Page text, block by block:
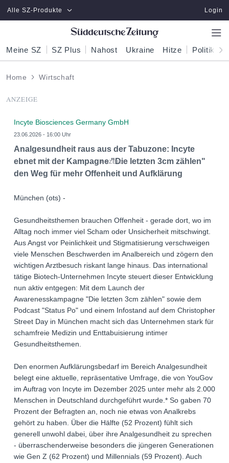
Zum Hauptinhalt springen
Alle SZ-Produkte Login
Meine SZ SZ Plus Nahost Ukraine Hitze Politik
Home Wirtschaft
ANZEIGE
Incyte Biosciences Germany GmbH
23.06.2026 - 16:00 Uhr
Analgesundheit raus aus der Tabuzone: Incyte
ebnet mit der Kampagne "Die letzten 3cm zählen"
den Weg für mehr Offenheit und Aufklärung
München (ots) -
Gesundheitsthemen brauchen Offenheit - gerade dort, wo im
Alltag noch immer viel Scham oder Unsicherheit mitschwingt.
Aus Angst vor Peinlichkeit und Stigmatisierung verschweigen
viele Menschen Beschwerden im Analbereich und zögern den
wichtigen Arztbesuch riskant lange hinaus. Das international
tätige Biotech-Unternehmen Incyte steuert dieser Entwicklung
nun aktiv entgegen: Mit dem Launch der
Awarenesskampagne "Die letzten 3cm zählen" sowie dem
Podcast "Status Po" und einem Infostand auf dem Christopher
Street Day in München macht sich das Unternehmen stark für
schamfreie Medizin und Enttabuisierung intimer
Gesundheitsthemen.
Den enormen Aufklärungsbedarf im Bereich Analgesundheit
belegt eine aktuelle, repräsentative Umfrage, die von YouGov
im Auftrag von Incyte im Dezember 2025 unter mehr als 2.000
Menschen in Deutschland durchgeführt wurde.* So gaben 70
Prozent der Befragten an, noch nie etwas von Analkrebs
gehört zu haben. Über die Hälfte (52 Prozent) fühlt sich
generell unwohl dabei, über ihre Analgesundheit zu sprechen
- überraschenderweise besonders die jüngeren Generationen
wie Gen Z (62 Prozent) und Millennials (59 Prozent). Auch